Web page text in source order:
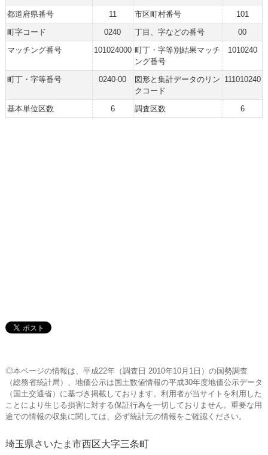
都道府県番号
11 市区町村番号
101
町字コード
0240 丁目、字などの番号
00
マッチング番号
101024000 町丁・字等別結果マッチ
ング番号
1010240
町丁・字等番号 0240-00
図形と集計データのリン
クコード
111010240
基本単位区数 6 調査区数 6
◎本ページの情報は、平成22年（調査日 2010年10月1日）の国勢調査
（総務省統計局）、地価公示は国土数値情報の平成30年度地価公示データ
（国土交通省）に基づき掲載しております。利用者が当サイトを利用した
ことにより生じる損害に対する保証行為を一切しておりません。重要な用
途での情報の収集に関しては、必ず統計元の情報をご確認ください。
埼玉県さいたま市西区大字三条町